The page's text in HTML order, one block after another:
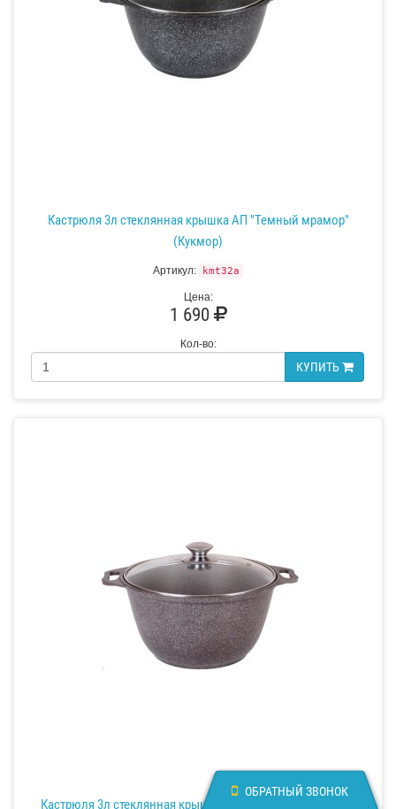
Кастрюля 3л стеклянная крышка АП "Темный мрамор"
(Кукмор)
Артикул: kmt32a
Цена:
1 690
Кол-во:
КУПИТЬ
Кастрюля 3л стеклянная крышка АП "Кофейный мрамор"
ОБРАТНЫЙ ЗВОНОК